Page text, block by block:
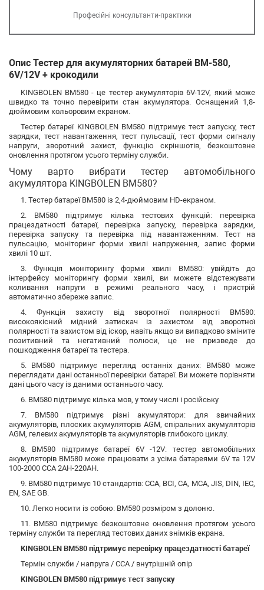
Професійні консультанти-практики
Опис Тестер для акумуляторних батарей BM-580,
6V/12V + крокодили
KINGBOLEN BM580 - це тестер акумуляторів 6V-12V, який може
швидко та точно перевірити стан акумулятора. Оснащений 1,8-
дюймовим кольоровим екраном.
Тестер батареї KINGBOLEN BM580 підтримує тест запуску, тест
зарядки, тест навантаження, тест пульсації, тест форми сигналу
напруги, зворотний захист, функцію скріншотів, безкоштовне
оновлення протягом усього терміну служби.
Чому варто вибрати тестер автомобільного
акумулятора KINGBOLEN BM580?
1. Тестер батареї BM580 із 2,4-дюймовим HD-екраном.
2. BM580 підтримує кілька тестових функцій: перевірка
працездатності батареї, перевірка запуску, перевірка зарядки,
перевірка запуску та перевірка під навантаженням. Тест на
пульсацію, моніторинг форми хвилі напруження, запис форми
хвилі 10 шт.
3. Функція моніторингу форми хвилі BM580: увійдіть до
інтерфейсу моніторингу форми хвилі, ви можете відстежувати
коливання напруги в режимі реального часу, і пристрій
автоматично збереже запис.
4. Функція захисту від зворотної полярності BM580:
високоякісний мідний затискач із захистом від зворотної
полярності та захистом від іскор, навіть якщо ви випадково зміните
позитивний та негативний полюси, це не призведе до
пошкодження батареї та тестера.
5. BM580 підтримує перегляд останніх даних: BM580 може
переглядати дані останньої перевірки батареї. Ви можете порівняти
дані цього часу із даними останнього часу.
6. BM580 підтримує кілька мов, у тому числі і російську
7. BM580 підтримує різні акумулятори: для звичайних
акумуляторів, плоских акумуляторів AGM, спіральних акумуляторів
AGM, гелевих акумуляторів та акумуляторів глибокого циклу.
8. BM580 підтримує батареї 6V -12V: тестер автомобільних
акумуляторів BM580 може працювати з усіма батареями 6V та 12V
100-2000 CCA 2AH-220AH.
9. BM580 підтримує 10 стандартів: CCA, BCI, CA, MCA, JIS, DIN, IEC,
EN, SAE GB.
10. Легко носити із собою: BM580 розміром з долоню.
11. BM580 підтримує безкоштовне оновлення протягом усього
терміну служби та перегляд тестових даних знімків екрана.
KINGBOLEN BM580 підтримує перевірку працездатності батареї
Термін служби / напруга / CCA / внутрішній опір
KINGBOLEN BM580 підтримує тест запуску